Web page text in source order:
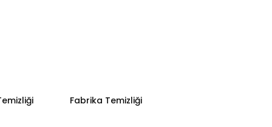
Fabrika Temizliği